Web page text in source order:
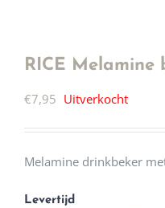
RICE Melamine
€7,95 Uitverkocht
Melamine drinkbeker
Levertijd